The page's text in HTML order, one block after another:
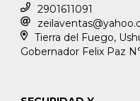
2901611091
Tierra del Fuego,
Gobernador Felix Paz